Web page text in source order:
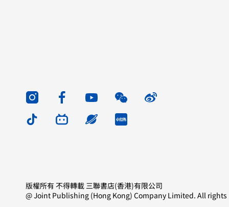
版權所有 不得轉載 三聯書店(香港)有限公司
@ Joint Publishing (Hong Kong) Company Limited. All rights